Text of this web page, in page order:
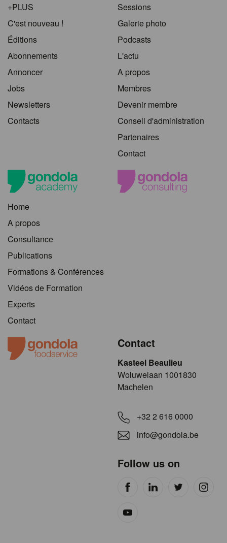
+PLUS
C'est nouveau !
Éditions
Abonnements
Annoncer
Jobs
Newsletters
Contacts
Sessions
Galerie photo
Podcasts
L'actu
A propos
Membres
Devenir membre
Conseil d'administration
Partenaires
Contact
Home
A propos
Consultance
Publications
Formations & Conférences
Vidéos de Formation
Experts
Contact
Contact
Kasteel Beaulieu
​​​Woluwelaan 1001830
Machelen
+32 2 616 0000
info@gondola.be
Follow us on